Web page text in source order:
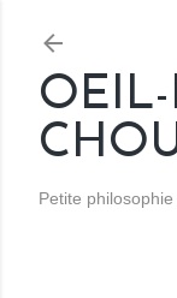
OEIL-
Petite